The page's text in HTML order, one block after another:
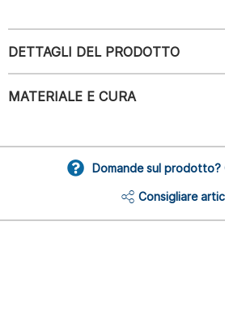
DETTAGLI DEL PRODOTTO
MATERIALE E CURA
Domande sul
Consigliare